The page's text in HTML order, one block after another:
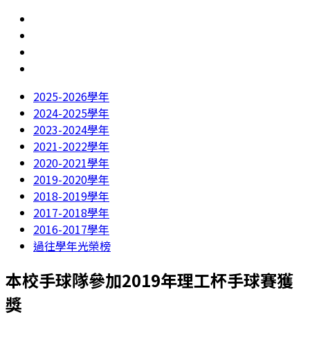
2025-2026學年
2024-2025學年
2023-2024學年
2021-2022學年
2020-2021學年
2019-2020學年
2018-2019學年
2017-2018學年
2016-2017學年
過往學年光榮榜
本校手球隊參加2019年理工杯手球賽獲
獎